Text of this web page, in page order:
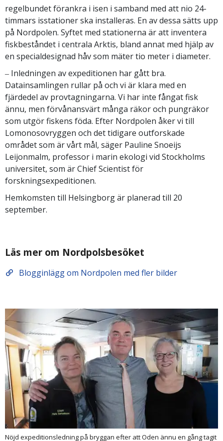
regelbundet förankra i isen i samband med att nio 24-
timmars isstationer ska installeras. En av dessa sätts upp
på Nordpolen. Syftet med stationerna är att inventera
fiskbeståndet i centrala Arktis, bland annat med hjälp av
en specialdesignad håv som mäter tio meter i diameter.
‒ Inledningen av expeditionen har gått bra.
Datainsamlingen rullar på och vi är klara med en
fjärdedel av provtagningarna. Vi har inte fångat fisk
ännu, men förvånansvärt många räkor och pungräkor
som utgör fiskens föda. Efter Nordpolen åker vi till
Lomonosovryggen och det tidigare outforskade
området som är vårt mål, säger Pauline Snoeijs
Leijonmalm, professor i marin ekologi vid Stockholms
universitet, som är Chief Scientist för
forskningsexpeditionen.
Hemkomsten till Helsingborg är planerad till 20
september.
Läs mer om Nordpolsbesöket
Blogginlägg om Nordpolen med fler bilder
Nöjd expeditionsledning på bryggan efter att Oden ännu en gång tagit